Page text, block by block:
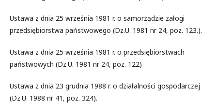
Ustawa z dnia 25 września 1981 r. o samorządzie załogi
przedsiębiorstwa państwowego (Dz.U. 1981 nr 24, poz. 123.).
Ustawa z dnia 25 września 1981 r. o przedsiębiorstwach
państwowych (Dz.U. 1981 nr 24, poz. 122)
Ustawa z dnia 23 grudnia 1988 r. o działalności gospodarczej
(Dz.U. 1988 nr 41, poz. 324).